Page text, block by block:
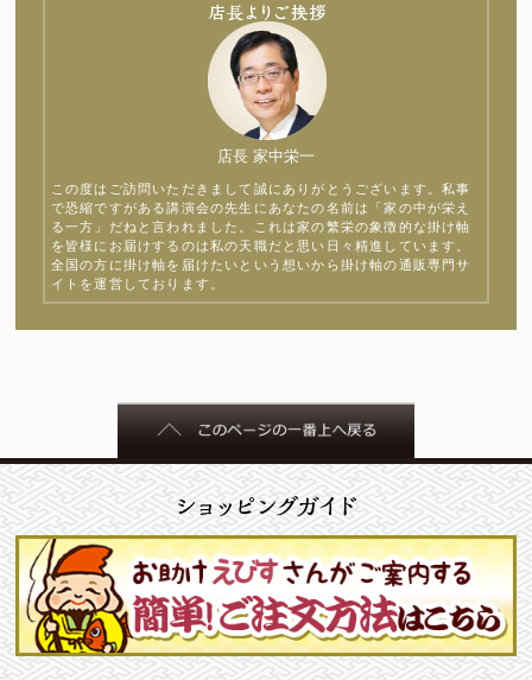
店長 家中栄一
この度はご訪問いただきまして誠にありがとうございます。私事
で恐縮ですがある講演会の先生にあなたの名前は「家の中が栄え
る一方」だねと言われました。これは家の繁栄の象徴的な掛け軸
を皆様にお届けするのは私の天職だと思い日々精進しています。
全国の方に掛け軸を届けたいという想いから掛け軸の通販専門サ
イトを運営しております。